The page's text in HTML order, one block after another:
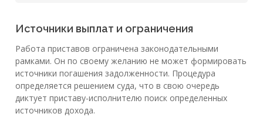
Источники выплат и ограничения
Работа приставов ограничена законодательными
рамками. Он по своему желанию не может формировать
источники погашения задолженности. Процедура
определяется решением суда, что в свою очередь
диктует приставу-исполнителю поиск определенных
источников дохода.